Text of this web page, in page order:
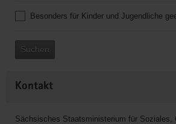
Besonders für Kinder und Jugendliche
Suchen
Kontakt
Sächsisches Staatsministerium für Soziales,